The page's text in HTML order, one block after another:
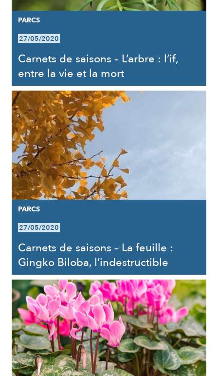
PARCS
27/05/2020
Carnets de saisons – L’arbre : l’if,
entre la vie et la mort
PARCS
27/05/2020
Carnets de saisons – La feuille :
Gingko Biloba, l’indestructible